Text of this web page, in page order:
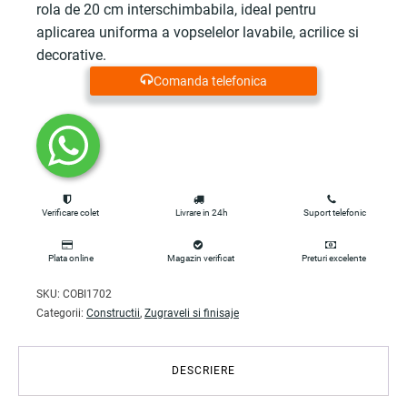
rola de 20 cm interschimbabila, ideal pentru
aplicarea uniforma a vopselelor lavabile, acrilice si
decorative.
Comanda telefonica
Verificare colet Livrare in 24h Suport telefonic
Plata online Magazin verificat Preturi excelente
SKU: COBI1702
Categorii: Constructii, Zugraveli si finisaje
DESCRIERE